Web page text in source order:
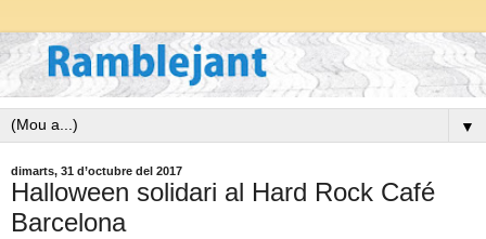
▼
dimarts, 31 d’octubre del 2017
Halloween solidari al Hard Rock Café
Barcelona